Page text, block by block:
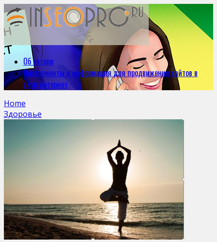
Об авторе
Инструменты и информация для продвижения сайтов в
сети интернет
Home
Здоровье